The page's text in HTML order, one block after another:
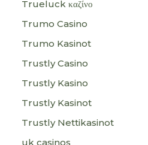
Trueluck καζίνο
Trumo Casino
Trumo Kasinot
Trustly Casino
Trustly Kasino
Trustly Kasinot
Trustly Nettikasinot
uk casinos